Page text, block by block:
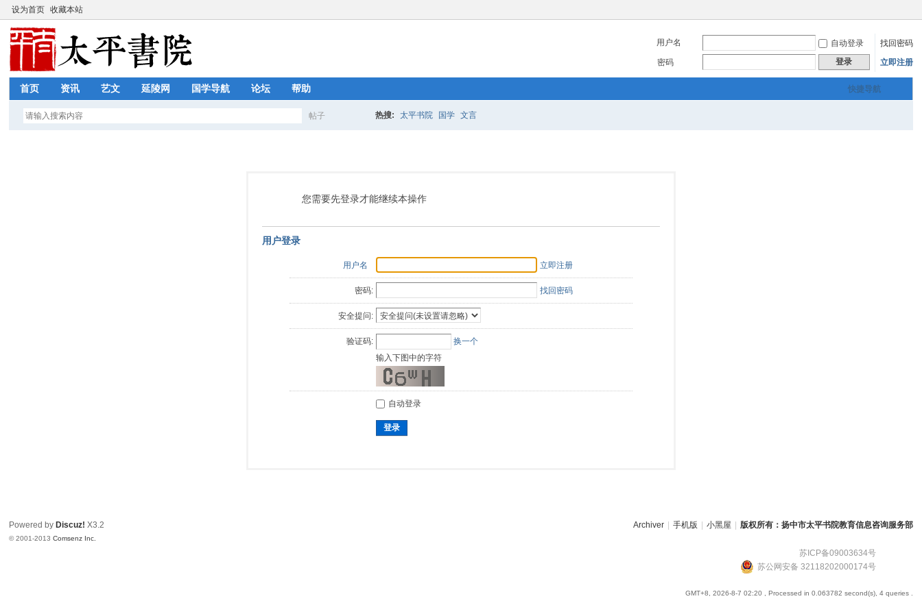
设为首页 收藏本站
用户名 自动登录
找回密码
密码
登录 立即注册
快捷导航
首页 资讯 艺文 延陵网 国学导航 论坛 帮助
帖子
索
热搜: 太平书院 国学 文言
您需要先登录才能继续本操作
用户登录
用户名 立即注册
密码: 找回密码
安全提问:
验证码:
换一个
输入下图中的字符
自动登录
登录
Archiver 手机版 小黑屋 版权所有：扬中市太平书院教育信息咨询服务部
苏ICP备09003634号
苏公网安备 32118202000174号
GMT+8, 2026-8-7 02:20 , Processed in 0.063782 second(s), 4 queries .
Powered by Discuz! X3.2
© 2001-2013Comsenz Inc.